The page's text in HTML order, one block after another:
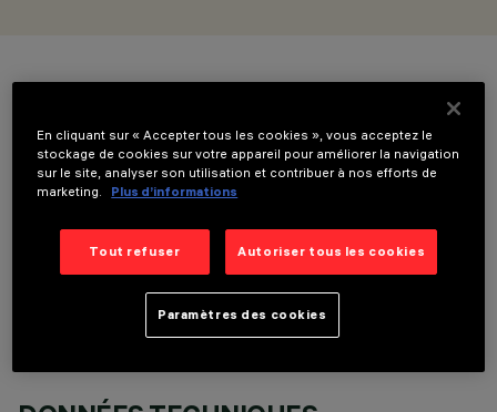
COULEUR
COMPOSANTS OPTIONNELS
En cliquant sur « Accepter tous les cookies », vous acceptez le
stockage de cookies sur votre appareil pour améliorer la navigation
sur le site, analyser son utilisation et contribuer à nos efforts de
marketing.
Plus d’informations
Tout refuser Autoriser tous les cookies
Paramètres des cookies